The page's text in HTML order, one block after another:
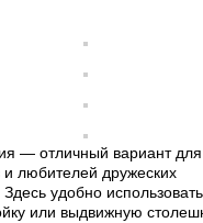
— отличный вариант для
и любителей дружеских
удобно использовать
или выдвижную